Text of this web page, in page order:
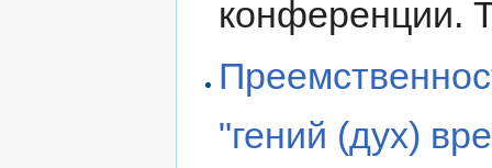
конференции.
"гений (дух)